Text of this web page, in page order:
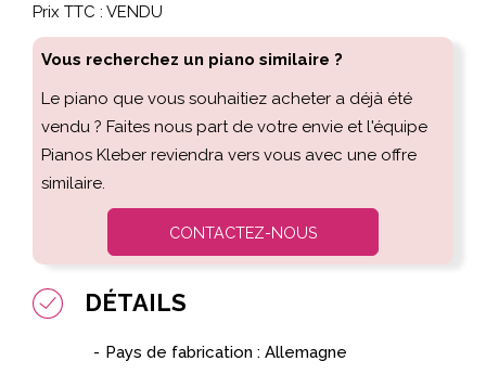
Prix TTC : VENDU
Vous recherchez un piano similaire ?
Le piano que vous souhaitiez acheter a déjà été
vendu ? Faites nous part de votre envie et l'équipe
Pianos Kleber reviendra vers vous avec une offre
similaire.
CONTACTEZ-NOUS
DÉTAILS
Pays de fabrication : Allemagne